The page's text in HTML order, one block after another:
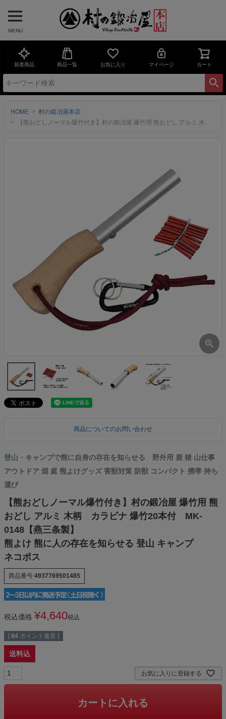
MENU
新着商品 商品一覧 お気に入り マイページ カート
HOME
村の鍛冶屋本店
【熊おどしノーマル爆竹付き】村の鍛冶屋 爆竹用 熊おどし アルミ 木柄 カラビナ 爆竹20本付 MK-0148【燕三条製】熊よけ 熊に人の存在を知らせる 登山 キャンプネコポス
商品についてのお問い合わせ
登山・キャンプで熊に自身の存在を知らせる 野外用 鹿 猪 山仕事
アウトドア 畑 庭 熊よけグッズ 害獣対策 防獣 コンパクト 携帯 持ち
運び
【熊おどしノーマル爆竹付き】村の鍛冶屋 爆竹用 熊
おどし アルミ 木柄 カラビナ 爆竹20本付 MK-
0148【燕三条製】
熊よけ 熊に人の存在を知らせる 登山 キャンプ
ネコポス
商品番号 4937769501485
税込価格 ¥4,640税込
[ 84 ポイント進呈 ]
送料込
お気に入りに登録する
カートに入れる